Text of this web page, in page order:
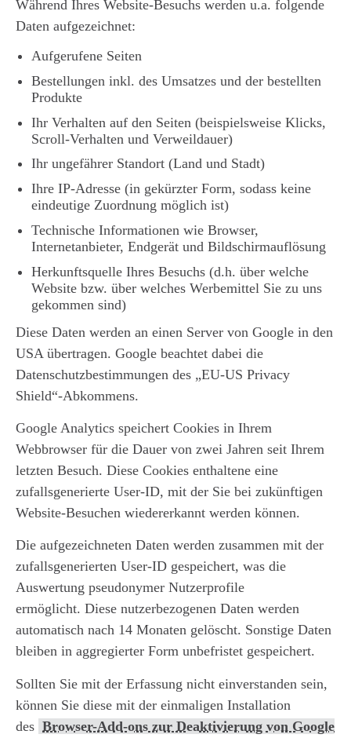
Während Ihres Website-Besuchs werden u.a. folgende
Daten aufgezeichnet:
Aufgerufene Seiten
Bestellungen inkl. des Umsatzes und der bestellten
Produkte
Ihr Verhalten auf den Seiten (beispielsweise Klicks,
Scroll-Verhalten und Verweildauer)
Ihr ungefährer Standort (Land und Stadt)
Ihre IP-Adresse (in gekürzter Form, sodass keine
eindeutige Zuordnung möglich ist)
Technische Informationen wie Browser,
Internetanbieter, Endgerät und Bildschirmauflösung
Herkunftsquelle Ihres Besuchs (d.h. über welche
Website bzw. über welches Werbemittel Sie zu uns
gekommen sind)
Diese Daten werden an einen Server von Google in den
USA übertragen. Google beachtet dabei die
Datenschutzbestimmungen des „EU-US Privacy
Shield“-Abkommens.
Google Analytics speichert Cookies in Ihrem
Webbrowser für die Dauer von zwei Jahren seit Ihrem
letzten Besuch. Diese Cookies enthaltene eine
zufallsgenerierte User-ID, mit der Sie bei zukünftigen
Website-Besuchen wiedererkannt werden können.
Die aufgezeichneten Daten werden zusammen mit der
zufallsgenerierten User-ID gespeichert, was die
Auswertung pseudonymer Nutzerprofile
ermöglicht. Diese nutzerbezogenen Daten werden
automatisch nach 14 Monaten gelöscht. Sonstige Daten
bleiben in aggregierter Form unbefristet gespeichert.
Sollten Sie mit der Erfassung nicht einverstanden sein,
können Sie diese mit der einmaligen Installation
des Browser-Add-ons zur Deaktivierung von Google